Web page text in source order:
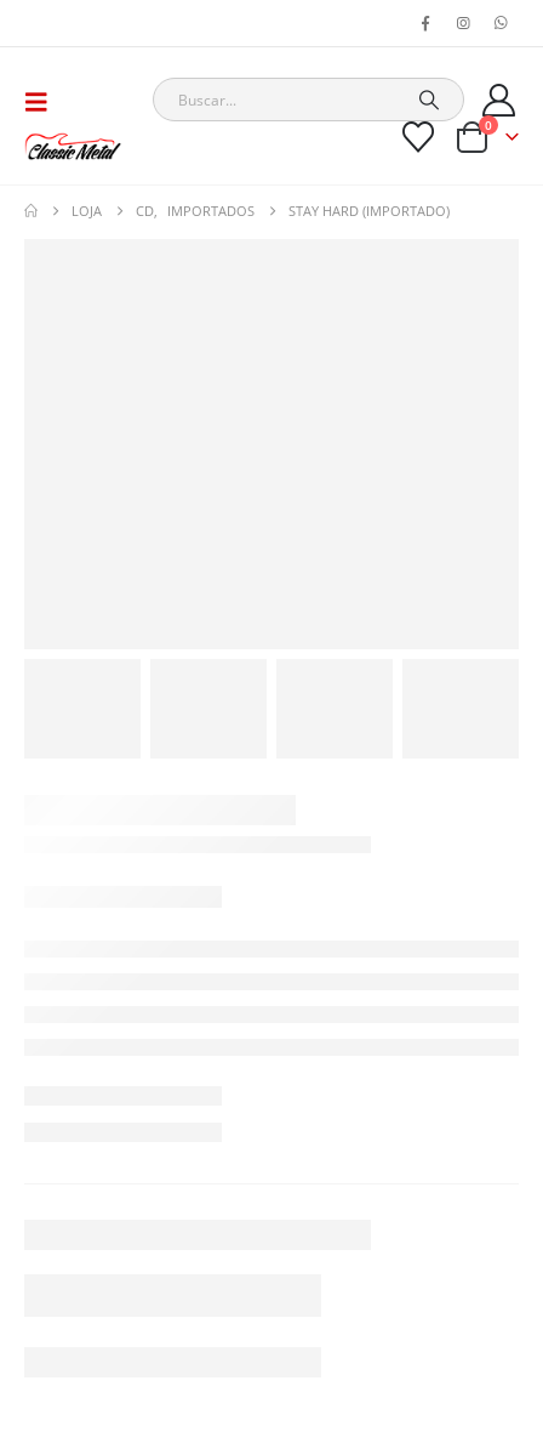
0
LOJA CD IMPORTADOS STAY HARD (IMPORTADO)